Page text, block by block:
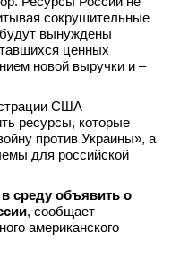
сокрушительные
вынуждены
ценных
новой выручки и –
США
ресурсы, которые
против Украины», а
для российской
среду объявить о
, сообщает
американского